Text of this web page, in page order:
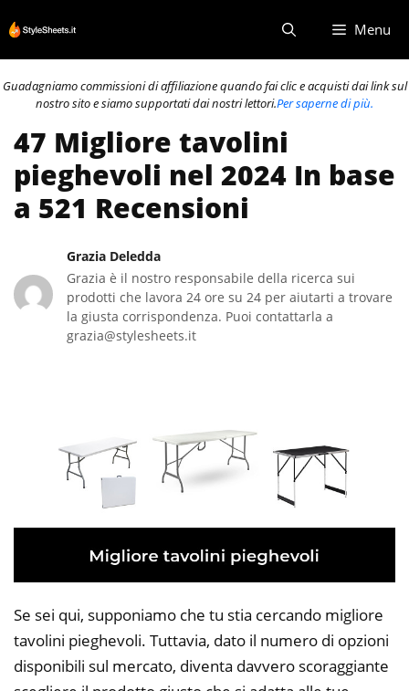
al
contenuto
Menu
Guadagniamo commissioni di affiliazione quando fai clic e acquisti dai link sul
nostro sito e siamo supportati dai nostri lettori.Per saperne di più.
47 Migliore tavolini
pieghevoli nel 2024 In base
a 521 Recensioni
Grazia Deledda
Grazia è il nostro responsabile della ricerca sui
prodotti che lavora 24 ore su 24 per aiutarti a trovare
la giusta corrispondenza. Puoi contattarla a
grazia@stylesheets.it
Se sei qui, supponiamo che tu stia cercando migliore
tavolini pieghevoli. Tuttavia, dato il numero di opzioni
disponibili sul mercato, diventa davvero scoraggiante